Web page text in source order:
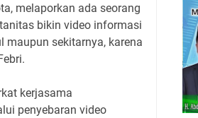
melaporkan ada seorang
bikin video informasi
maupun sekitarnya, karena
kerjasama
penyebaran video